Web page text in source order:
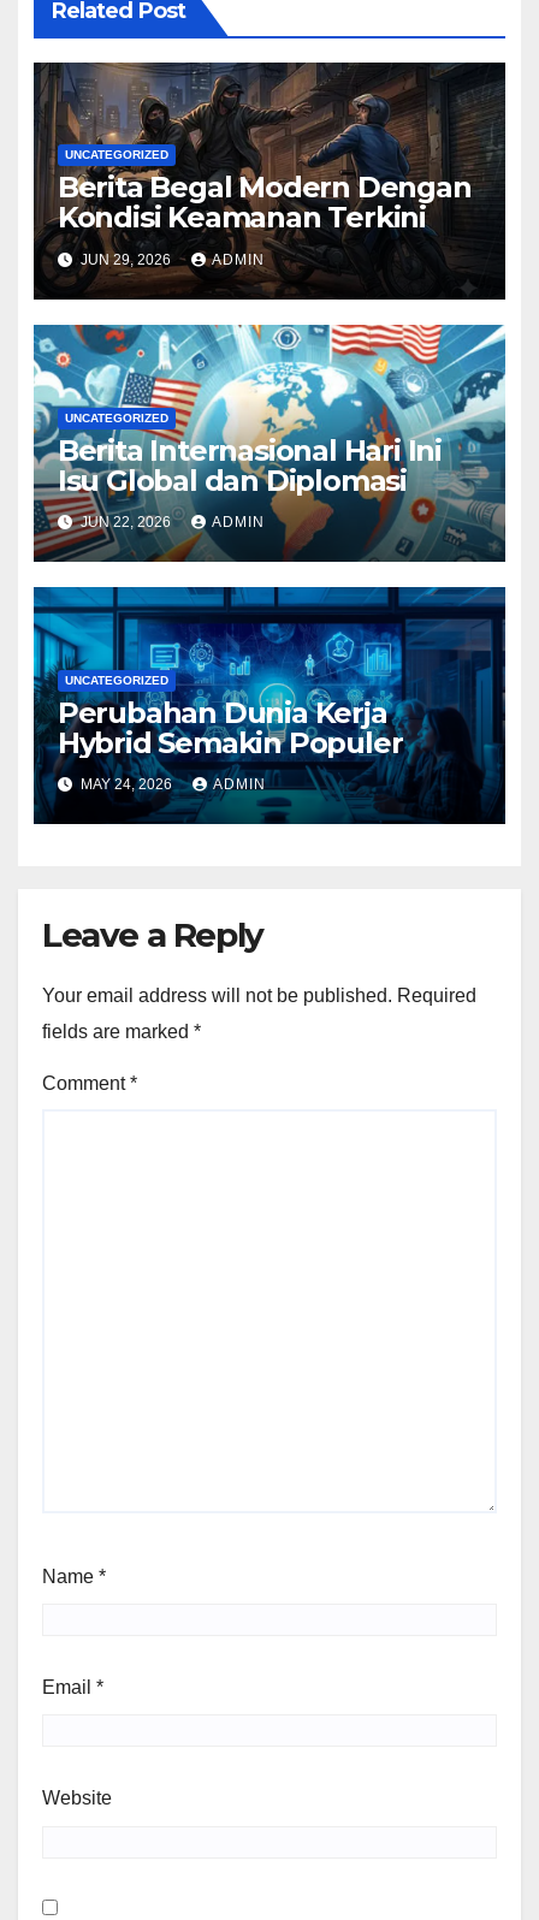
Related Post
UNCATEGORIZED
Berita Begal Modern Dengan
Kondisi Keamanan Terkini
JUN 29, 2026 ADMIN
UNCATEGORIZED
Berita Internasional Hari Ini
Isu Global dan Diplomasi
JUN 22, 2026 ADMIN
UNCATEGORIZED
Perubahan Dunia Kerja
Hybrid Semakin Populer
MAY 24, 2026 ADMIN
Leave a Reply
Your email address will not be published. Required
fields are marked *
Comment*
Name *
Email *
Website